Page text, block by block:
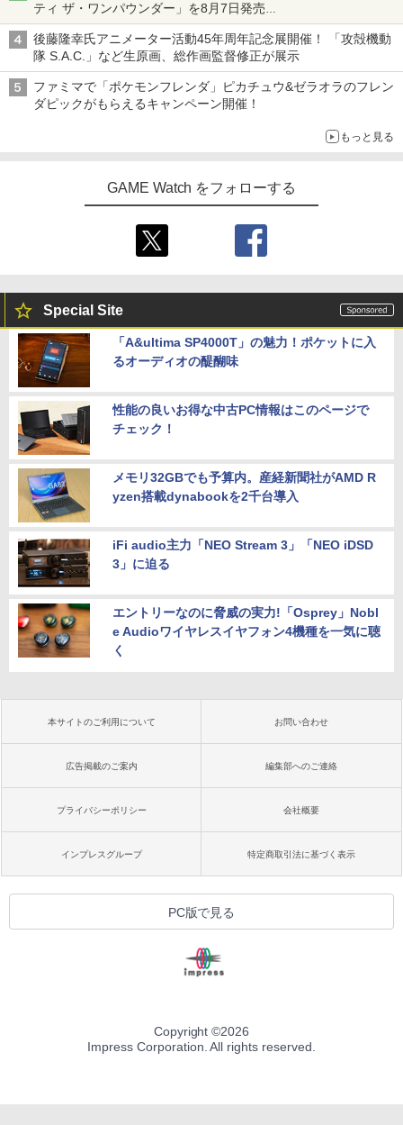
￥1,078
【中古】Nintendo マリオカート8 デラ
ックス 【Nintendo Switch】【アリオ倉
リメンバー・ミー 【Blu-ray】
￥2,992
「超かぐや姫！」通常版【Blu-ray】 [ 夏
￥5,371
ティ ザ・ワンパウンダー」を8月7日発売
「特製ガーリックマヨソース」を使用した超大型チーズバーガー
後藤隆幸氏アニメーター活動45年周年記念展開催！ 「攻殻機動
隊 S.A.C.」など生原画、総作画監督修正が展示
ファミマで「ポケモンフレンダ」ピカチュウ&ゼラオラのフレン
ダピックがもらえるキャンペーン開催！
もっと見る
GAME Watch をフォローする
Special Site
「A&ultima SP4000T」の魅力！ポケットに入
るオーディオの醍醐味
性能の良いお得な中古PC情報はこのページで
チェック！
メモリ32GBでも予算内。産経新聞社がAMD R
yzen搭載dynabookを2千台導入
iFi audio主力「NEO Stream 3」「NEO iDSD
3」に迫る
エントリーなのに脅威の実力!「Osprey」Nobl
e Audioワイヤレスイヤフォン4機種を一気に聴
く
本サイトのご利用について お問い合わせ
広告掲載のご案内 編集部へのご連絡
プライバシーポリシー 会社概要
インプレスグループ 特定商取引法に基づく表示
PC版で見る
Copyright ©2026
Impress Corporation. All rights reserved.